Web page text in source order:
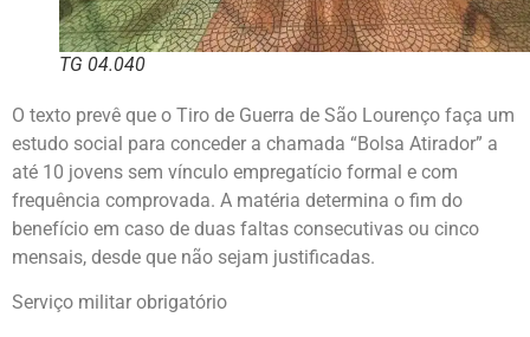
TG 04.040
O texto prevê que o Tiro de Guerra de São Lourenço faça um
estudo social para conceder a chamada “Bolsa Atirador” a
até 10 jovens sem vínculo empregatício formal e com
frequência comprovada. A matéria determina o fim do
benefício em caso de duas faltas consecutivas ou cinco
mensais, desde que não sejam justificadas.
Serviço militar obrigatório